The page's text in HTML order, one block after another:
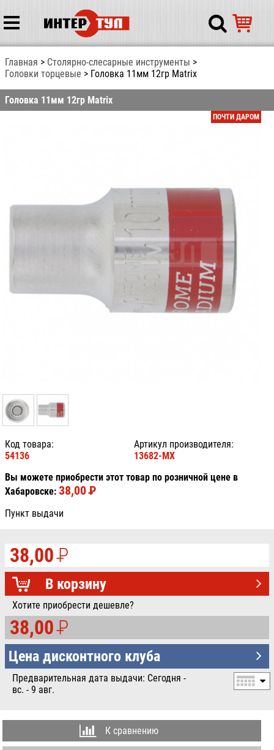
Главная
Столярно-слесарные инструменты
Головки торцевые
Головка 11мм 12гр Matrix
Головка 11мм 12гр Matrix
ПОЧТИ ДАРОМ
Код товара:
54136
Артикул производителя:
13682-MX
Вы можете приобрести этот товар по розничной цене в
Хабаровске: 38,00PУБ.
Пункт выдачи
38,00P
УБ.
В корзину
Хотите приобрести дешевле?
38,00P
УБ.
Цена дисконтного клуба
Предварительная дата выдачи: Сегодня -
вс. - 9 авг.
К сравнению